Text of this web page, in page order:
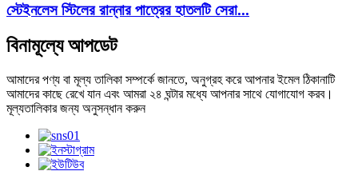
স্টেইনলেস স্টিলের রান্নার পাত্রের হাতলটি সেরা...
বিনামূল্যে আপডেট
আমাদের পণ্য বা মূল্য তালিকা সম্পর্কে জানতে, অনুগ্রহ করে আপনার ইমেল ঠিকানাটি
আমাদের কাছে রেখে যান এবং আমরা ২৪ ঘন্টার মধ্যে আপনার সাথে যোগাযোগ করব।
মূল্যতালিকার জন্য অনুসন্ধান করুন